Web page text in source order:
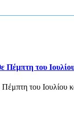
Πέμπτη του
του Ιουλίου